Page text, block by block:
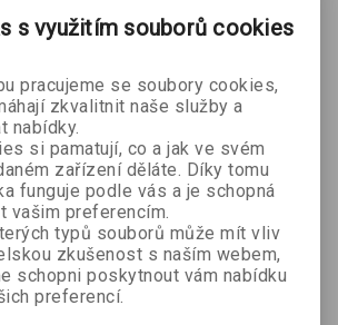
Čs. armáda
ve fotografii
Karel Straka
350 Kč 499 Kč
Kronika 2.
světové
války (1.
rok, 1939-
1940)
Jack Holroyd
269 Kč 299 Kč
s využitím souborů cookies
pracujeme se soubory cookies,
zkvalitnit naše služby a
nabídky.
si pamatují, co a jak ve svém
zařízení děláte. Díky tomu
funguje podle vás a je schopná
vašim preferencím.
typů souborů může mít vliv
zkušenost s naším webem,
schopni poskytnout vám nabídku
preferencí.